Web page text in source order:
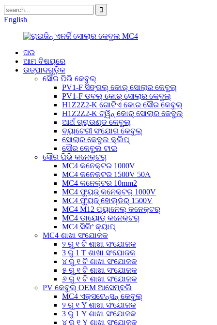
English
ଘର
ଆମ ବିଷୟରେ
ଉତ୍ପାଦଗୁଡ଼ିକ
ସୌର ପିଭି କେବୁଲ୍
PV1-F ସିଙ୍ଗଲ୍ କୋର୍ ସୋଲାର କେବୁଲ୍
PV1-F ଡବଲ୍ କୋର୍ ସୋଲାର କେବୁଲ୍
H1Z2Z2-K ଗୋଟିଏ କୋର ସୌର କେବୁଲ୍
H1Z2Z2-K ଟ୍ୱିନ୍ କୋର୍ ସୋଲାର କେବୁଲ୍
ଆର୍ଥ ଗ୍ରାଉଣ୍ଡ କେବୁଲ୍
ବ୍ୟାଟେରୀ ସଂଯୋଗ କେବୁଲ୍
ସୋଲାର କେବୁଲ କ୍ଲିପ୍
ସୌର କେବୁଲ ଟାଇ
ସୌର ପିଭି କନେକ୍ଟର୍
MC4 କନେକ୍ଟର 1000V
MC4 କନେକ୍ଟର 1500V 50A
MC4 କନେକ୍ଟର 10mm2
MC4 ଫ୍ୟୁଜ୍ କନେକ୍ଟର୍ 1000V
MC4 ଫ୍ୟୁଜ୍ ହୋଲ୍ଡର୍ 1500V
MC4 M12 ପ୍ୟାନେଲ୍ କନେକ୍ଟର୍
MC4 ଡାୟୋଡ୍ କନେକ୍ଟର୍
MC4 ସିଲିଂ କ୍ୟାପ୍
MC4 ଶାଖା ସଂଯୋଜକ
୨ ରୁ ୧ ଟି ଶାଖା ସଂଯୋଜକ
3 ରୁ 1 T ଶାଖା ସଂଯୋଜକ
୪ ରୁ ୧ ଟି ଶାଖା ସଂଯୋଜକ
୫ ରୁ ୧ ଟି ଶାଖା ସଂଯୋଜକ
୬ ରୁ ୧ ଟି ଶାଖା ସଂଯୋଜକ
PV କେବୁଲ୍ OEM ଆସେମ୍ବଲି
MC4 ଏକ୍ସଟେନ୍ସନ୍ କେବୁଲ୍
୨ ରୁ ୧ Y ଶାଖା ସଂଯୋଜକ
3 ରୁ 1 Y ଶାଖା ସଂଯୋଜକ
୪ ରୁ ୧ Y ଶାଖା ସଂଯୋଜକ